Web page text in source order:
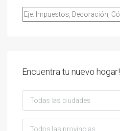
Encuentra tu nuevo hogar!
Todas las ciudades
Todos las provincias